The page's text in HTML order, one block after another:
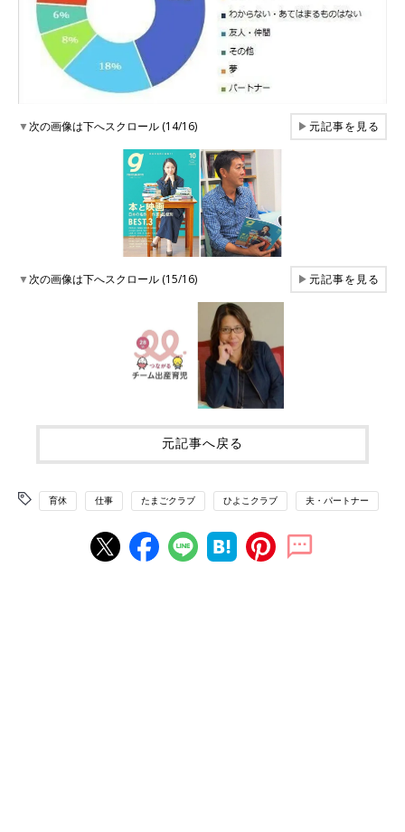
▼次の画像は下へスクロール (14/16) ▶元記事を見る
▼次の画像は下へスクロール (15/16) ▶元記事を見る
元記事へ戻る
育休 仕事 たまごクラブ ひよこクラブ 夫・パートナー